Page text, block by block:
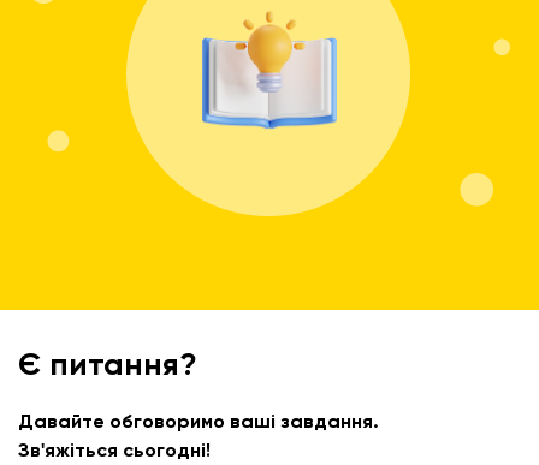
Є питання?
Давайте обговоримо ваші завдання.
Зв'яжіться сьогодні!